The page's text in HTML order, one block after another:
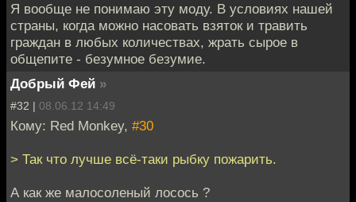
Я вообще не понимаю эту моду. В условиях нашей
страны, когда можно насовать взяток и травить
граждан в любых количествах, жрать сырое в
общепите - безумное безумие.
Добрый Фей »
#32 | 08.06.12 14:49
Кому: Red Monkey, #30
> Так что лучше всё-таки рыбку пожарить.
А как же малосоленый лосось ?